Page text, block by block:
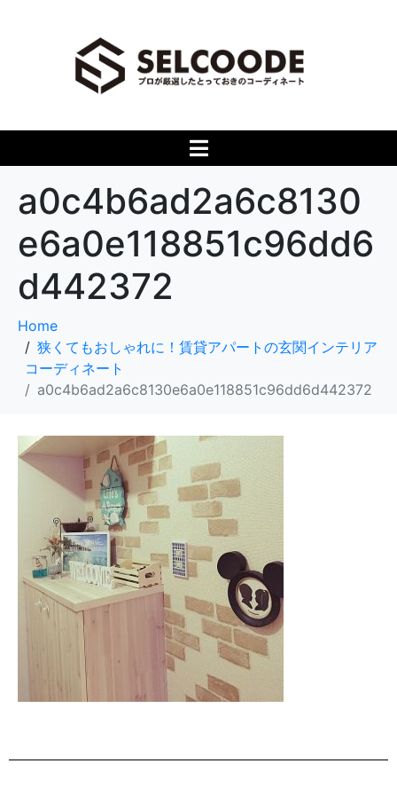
a0c4b6ad2a6c8130
e6a0e118851c96dd6
d442372
Home
狭くてもおしゃれに！賃貸アパートの玄関インテリア
コーディネート
a0c4b6ad2a6c8130e6a0e118851c96dd6d442372